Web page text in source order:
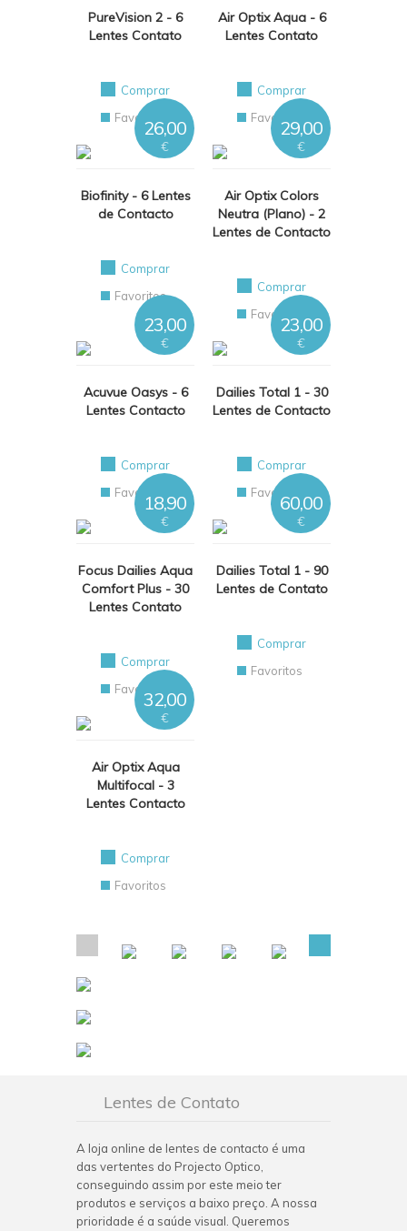
PureVision 2 - 6
Lentes Contato
Comprar
Favoritos
Air Optix Aqua - 6
Lentes Contato
Comprar
Favoritos
Biofinity - 6 Lentes
de Contacto
26,00
€
Comprar
Favoritos
Air Optix Colors
Neutra (Plano) - 2
Lentes de Contacto
29,00
€
Comprar
Favoritos
Acuvue Oasys - 6
Lentes Contacto
23,00
€
Comprar
Favoritos
Dailies Total 1 - 30
Lentes de Contacto
23,00
€
Comprar
Favoritos
Focus Dailies Aqua
Comfort Plus - 30
Lentes Contato
18,90
€
Comprar
Favoritos
Dailies Total 1 - 90
Lentes de Contato
60,00
€
Comprar
Favoritos
Air Optix Aqua
Multifocal - 3
Lentes Contacto
32,00
€
Comprar
Favoritos
Lentes de Contato
A loja online de lentes de contacto é uma
das vertentes do Projecto Optico,
conseguindo assim por este meio ter
produtos e serviços a baixo preço. A nossa
prioridade é a saúde visual. Queremos